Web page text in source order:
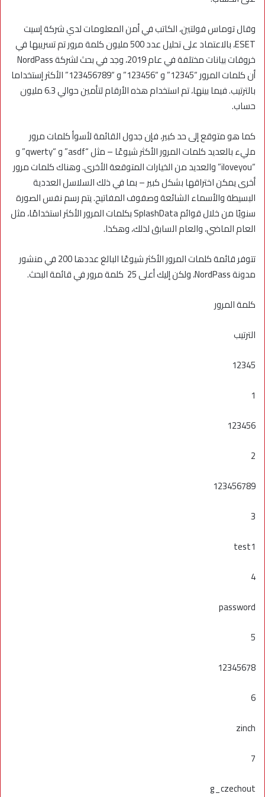
وقال توماس فولتين، الكاتب في أمن المعلومات لدي شركة إسيت
ESET، بالاعتماد على تحليل عدد 500 مليون كلمة مرور تم تسريبها في
خروقات بيانات مختلفة في عام 2019، وجد في بحث لشركة NordPass
أن كلمات المرور “12345” و “123456” و “123456789” الأكثر إستخداما
بالترتيب. فيما بينها، تم استخدام هذه الأرقام لتأمين حوالي 6.3 مليون
حساب.
كما هو متوقع إلى حد كبير، فإن جدول القائمة لأسوأ كلمات مرور
مليء بالعديد كلمات المرور الأكثر شيوعًا – مثل “asdf” و “qwerty” و
“iloveyou” والعديد من الخيارات المتوقعة الأخرى. وهناك كلمات مرور
أخرى يمكن اختراقها بشكل كبير – بما في ذلك السلاسل العددية
البسيطة والأسماء الشائعة وصفوف المفاتيح. يتم رسم نفس الصورة
سنويًا من خلال قوائم SplashData بكلمات المرور الأكثر استخدامًا، مثل
العام الماضي، والعام السابق لذلك، وهكذا.
تتوفر قائمة كلمات المرور الأكثر شيوعًا البالغ عددها 200 في منشور
مدونة NordPass، ولكن إليك أعلى 25 كلمة مرور في قائمة البحث.
كلمة المرور
الترتيب
12345
1
123456
2
123456789
3
test1
4
password
5
12345678
6
zinch
7
g_czechout